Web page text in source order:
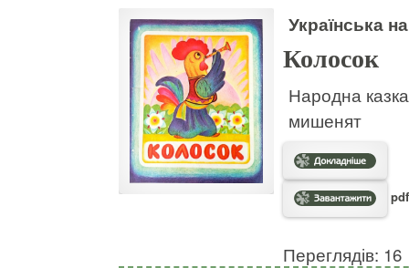
Українська
Колосок
Народна
мишенят
Переглядів: 16